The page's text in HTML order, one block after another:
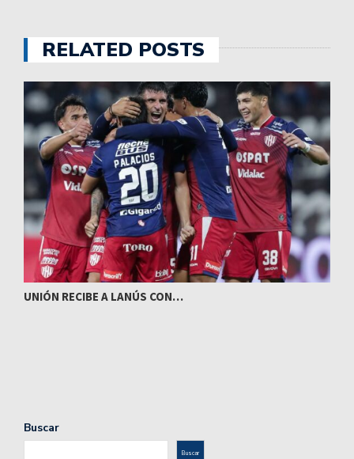
RELATED POSTS
UNIÓN RECIBE A LANÚS CON…
Buscar
Buscar